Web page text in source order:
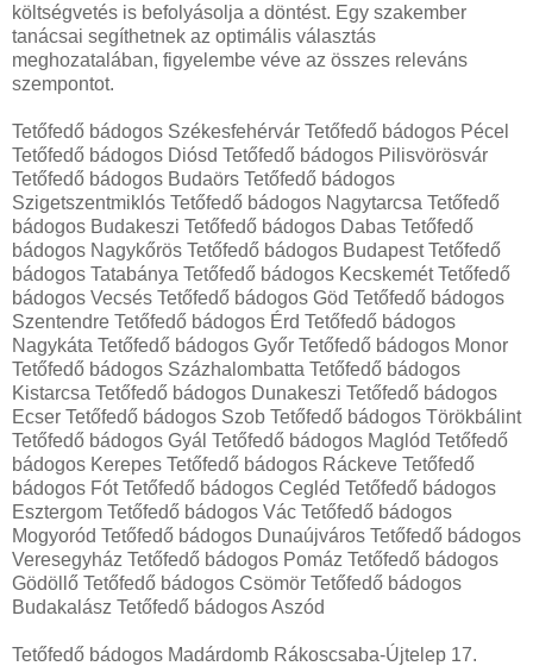
költségvetés is befolyásolja a döntést. Egy szakember
tanácsai segíthetnek az optimális választás
meghozatalában, figyelembe véve az összes releváns
szempontot.
Tetőfedő bádogos Székesfehérvár Tetőfedő bádogos Pécel
Tetőfedő bádogos Diósd Tetőfedő bádogos Pilisvörösvár
Tetőfedő bádogos Budaörs Tetőfedő bádogos
Szigetszentmiklós Tetőfedő bádogos Nagytarcsa Tetőfedő
bádogos Budakeszi Tetőfedő bádogos Dabas Tetőfedő
bádogos Nagykőrös Tetőfedő bádogos Budapest Tetőfedő
bádogos Tatabánya Tetőfedő bádogos Kecskemét Tetőfedő
bádogos Vecsés Tetőfedő bádogos Göd Tetőfedő bádogos
Szentendre Tetőfedő bádogos Érd Tetőfedő bádogos
Nagykáta Tetőfedő bádogos Győr Tetőfedő bádogos Monor
Tetőfedő bádogos Százhalombatta Tetőfedő bádogos
Kistarcsa Tetőfedő bádogos Dunakeszi Tetőfedő bádogos
Ecser Tetőfedő bádogos Szob Tetőfedő bádogos Törökbálint
Tetőfedő bádogos Gyál Tetőfedő bádogos Maglód Tetőfedő
bádogos Kerepes Tetőfedő bádogos Ráckeve Tetőfedő
bádogos Fót Tetőfedő bádogos Cegléd Tetőfedő bádogos
Esztergom Tetőfedő bádogos Vác Tetőfedő bádogos
Mogyoród Tetőfedő bádogos Dunaújváros Tetőfedő bádogos
Veresegyház Tetőfedő bádogos Pomáz Tetőfedő bádogos
Gödöllő Tetőfedő bádogos Csömör Tetőfedő bádogos
Budakalász Tetőfedő bádogos Aszód
Tetőfedő bádogos Madárdomb Rákoscsaba-Újtelep 17.